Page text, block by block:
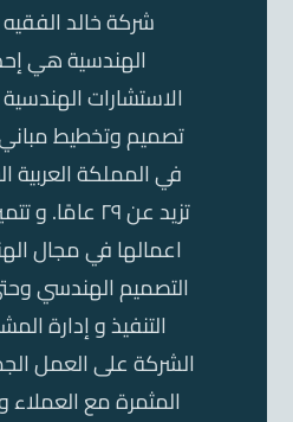
شركة خالد
الهندسية هي
الاستشارات
تصميم وتخطيط مباني
في المملكة العربية
تزيد عن ٢٩
اعمالها في مجال
التصميم الهندسي
التنفيذ و إدارة
الشركة على العمل
المثمرة مع العملاء